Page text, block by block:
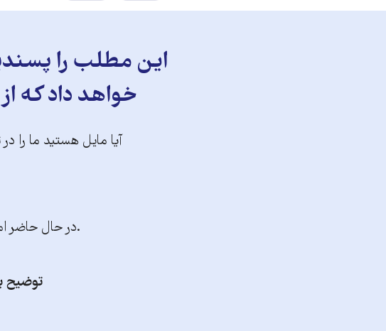
این مطلب را
خواهد داد که
آیا مایل هستید ما را
.در حال حاضر
توضیح